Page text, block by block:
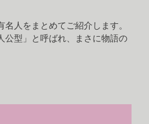
人をまとめてご紹介します。
公型」と呼ばれ、まさに物語の